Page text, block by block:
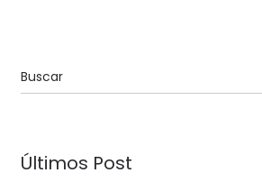
Últimos Post